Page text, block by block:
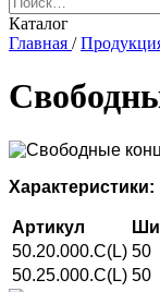
Каталог
Главная /
Характеристики:
Артикул
50.20.000.С(L) 50
50.25.000.С(L) 50